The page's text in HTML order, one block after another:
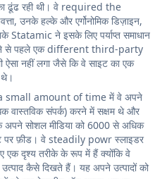
ढूंढ रही थी। वे required the
उनके हल्के और एर्गोनोमिक डिज़ाइन,
ने इसके लिए पर्याप्त समाधान
से पहले एक different third-party
नहीं लगा जैसे कि वे साइट का एक
a small amount of time में वे अपने
वास्तविक संपर्क) करने में सक्षम थे और
सोशल मीडिया को 6000 से अधिक
पर फ़ीड। वे steadily powr स्लाइडर
एक दृश्य तरीके के रूप में हैं क्योंकि वे
कैसे दिखते हैं। यह अपने उत्पादों को